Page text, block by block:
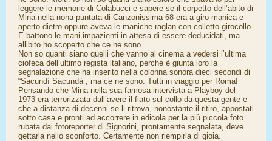
leggere le memorie di Colabucci e sapere se il corpetto dell’abito di
Mina nella nona puntata di Canzonissima 68 era a giro manica e
aperto dietro oppure aveva le maniche raglan con colletto girocollo.
E battono le mani impazienti in attesa di essere deducidati, ma
allibito ho scoperto che ce ne sono.
Non so quanti siano quelli che vanno al cinema a vedersi l’ultima
ciofeca dell’ultimo regista italiano, perché è giunta loro la
segnalazione che ha inserito nella colonna sonora dieci secondi di
“Sacundì Sacundà , ma ce ne sono. Tutti in viaggio per Roma!
Pensando che Mina nella sua famosa intervista a Playboy del
1973 era terrorizzata dall’avere il fiato sul collo da questa gente e
che a distanza di decenni se li ritrova, nonostante il ritiro, appostati
sotto casa e pronti ad accorrere in edicola per la più piccola foto
rubata dai fotoreporter di Signorini, prontamente segnalata, deve
gettarla nello sconforto. Certamente non riempirla di gioia.